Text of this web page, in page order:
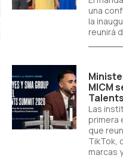
una
la
reunirá
MICM
Las
primera
que
TikTok,
marcas